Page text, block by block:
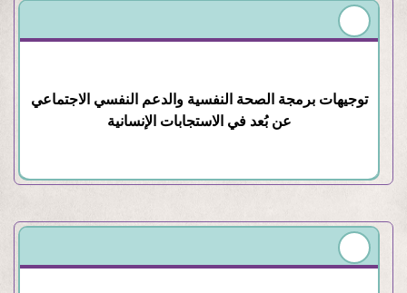
توجيهات برمجة الصحة النفسية والدعم النفسي الاجتماعي
عن بُعد في الاستجابات الإنسانية